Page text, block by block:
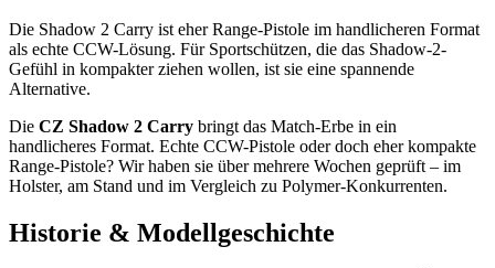
Die Shadow 2 Carry ist eher Range-Pistole im handlicheren Format
als echte CCW-Lösung. Für Sportschützen, die das Shadow-2-
Gefühl in kompakter ziehen wollen, ist sie eine spannende
Alternative.
Die CZ Shadow 2 Carry bringt das Match-Erbe in ein
handlicheres Format. Echte CCW-Pistole oder doch eher kompakte
Range-Pistole? Wir haben sie über mehrere Wochen geprüft – im
Holster, am Stand und im Vergleich zu Polymer-Konkurrenten.
Historie & Modellgeschichte